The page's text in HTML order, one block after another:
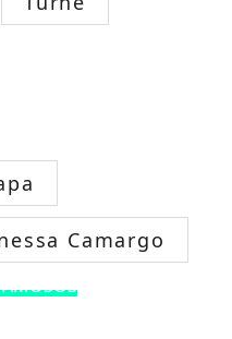
Camargo